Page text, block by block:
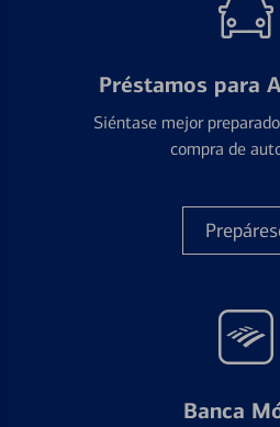
Préstamos para
Siéntase mejor
compra de
Banca